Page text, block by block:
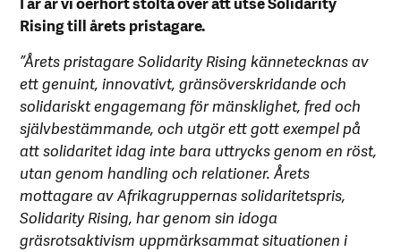
Rising till årets pristagare.
”Årets pristagare Solidarity Rising kännetecknas av
ett genuint, innovativt, gränsöverskridande och
solidariskt engagemang för mänsklighet, fred och
självbestämmande, och utgör ett gott exempel på
att solidaritet idag inte bara uttrycks genom en röst,
utan genom handling och relationer. Årets
mottagare av Afrikagruppernas solidaritetspris,
Solidarity Rising, har genom sin idoga
gräsrotsaktivism uppmärksammat situationen i